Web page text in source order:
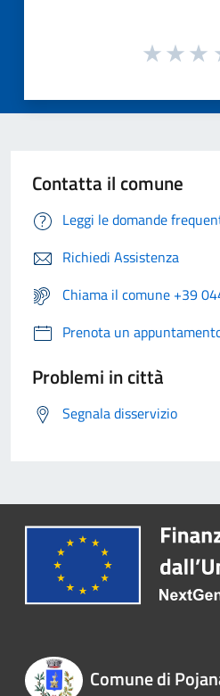
Contatta il comune
Leggi le domande
Richiedi Assistenza
Chiama il comune +39
Prenota un
Problemi in città
Segnala disservizio
Comune di